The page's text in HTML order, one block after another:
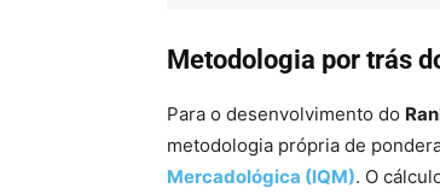
Metodologia por trás
Para o desenvolvimento do
metodologia própria de
Mercadológica (IQM). O